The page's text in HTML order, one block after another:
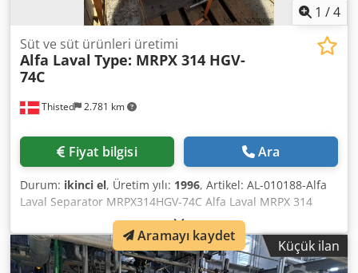
1 /4
Thisted 2.781 km
Süt ve süt ürünleri üretimi
Alfa Laval Type: MRPX 314 HGV-
74C
Fiyat bilgisi Ara
Durum: ikinci el, Üretim yılı: 1996, Artikel: AL-010188-Alfa
Laval Separator MRPX314HGV-74C Alfa Laval MRPX 314
HGV-74C mælkklaringsseparator Brugt Alfa Laval MRPX 314
HGV-74C selvrensende klaringsseparator i rustfrit stål.
Fremstillet af Alfa Laval Separation A/S, Søborg, Danmark.
Komplet og i god brugt stand – ideel til klarificering af
Küçük ilan
Aramayı kaydet